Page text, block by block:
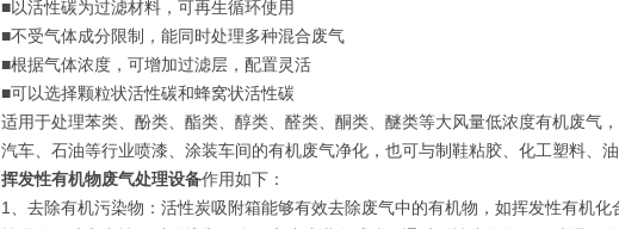
■以活性碳为过滤材料，可再生循环使用
■不受气体成分限制，能同时处理多种混合废气
■根据气体浓度，可增加过滤层，配置灵活
■可以选择颗粒状活性碳和蜂窝状活性碳
适用于处理苯类、酚类、酯类、醇类、醛类、酮类、醚类等大风量低浓度有机废气
汽车、石油等行业喷漆、涂装车间的有机废气净化，也可与制鞋粘胶、化工塑料、
挥发性有机物废气处理设备作用如下：
1、去除有机污染物：活性炭吸附箱能够有效去除废气中的有机物，如挥发性有机